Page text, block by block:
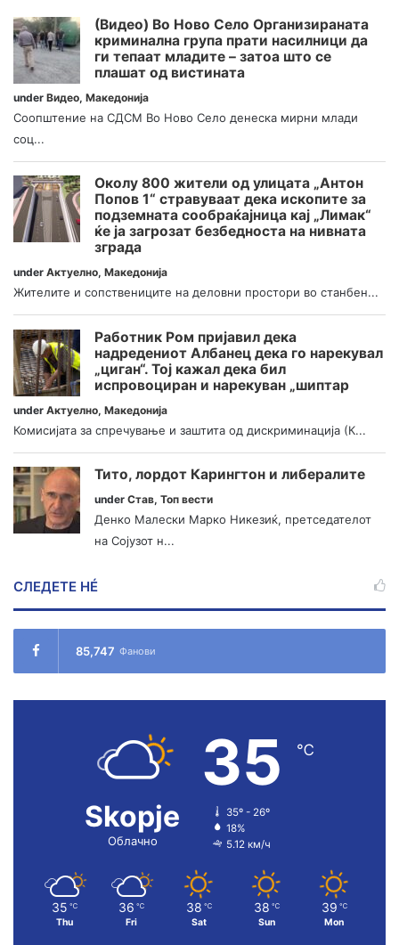
(Видео) Во Ново Село Организираната
криминална група прати насилници да
ги тепаат младите – затоа што се
плашат од вистината
under Видео, Македонија
Соопштение на СДСМ Во Ново Село денеска мирни млади
соц...
Околу 800 жители од улицата „Антон
Попов 1“ стравуваат дека ископите за
подземната сообраќајница кај „Лимак“
ќе ја загрозат безбедноста на нивната
зграда
under Актуелно, Македонија
Жителите и сопствениците на деловни простори во станбен...
Работник Ром пријавил дека
надредениот Албанец дека го нарекувал
„циган“. Тој кажал дека бил
испровоциран и нарекуван „шиптар
under Актуелно, Македонија
Комисијата за спречување и заштита од дискриминација (К...
Тито, лордот Карингтон и либералите
under Став, Топ вести
Денко Малески Марко Никезиќ, претседателот
на Сојузот н...
СЛЕДЕТЕ НÉ
85,747 Фанови
Skopje
Облачно
35 ℃
35º - 26º
18%
5.12 км/ч
35 ℃
Thu
36 ℃
Fri
38 ℃
Sat
38 ℃
Sun
39 ℃
Mon